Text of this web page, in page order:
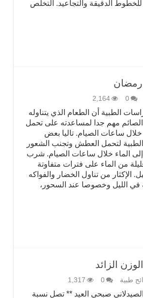
الدقيقة والتجاعيد. التخلص
رمضان
0
2,164
الطبية أن الطعام الذي يتناوله
الصائم مهم جدا لمساعدته على تحمل
ساعات الصيام. تاليا بعض
الطبية لتحمل العطش وتجنب الشعور
إلى الماء خلال ساعات الصيام. شرب
من الماء على فترات متفاوتة
الإكثار من تناول الخضار والفواكه
في الليل وخصوصا عند السحور،
الزائد
طبية 0
1,317
الصيدلاني صبحي العيد ** تصل نسبة